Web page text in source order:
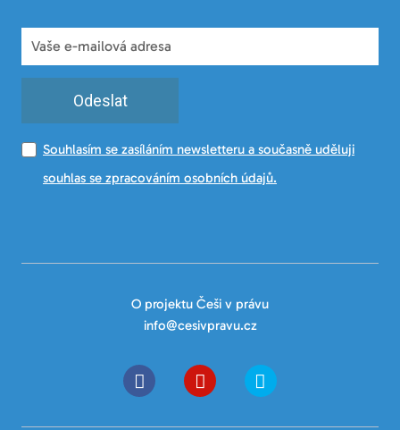
Odeslat
Souhlasím se zasíláním newsletteru a současně uděluji
souhlas se zpracováním osobních údajů.
O projektu Češi v právu
info@cesivpravu.cz